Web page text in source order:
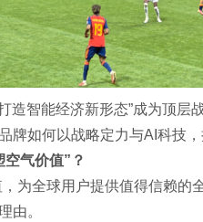
造智能经济新形态”成为顶
牌如何以战略定力与AI科技
气价值”？
，为全球用户提供值得信赖
由。